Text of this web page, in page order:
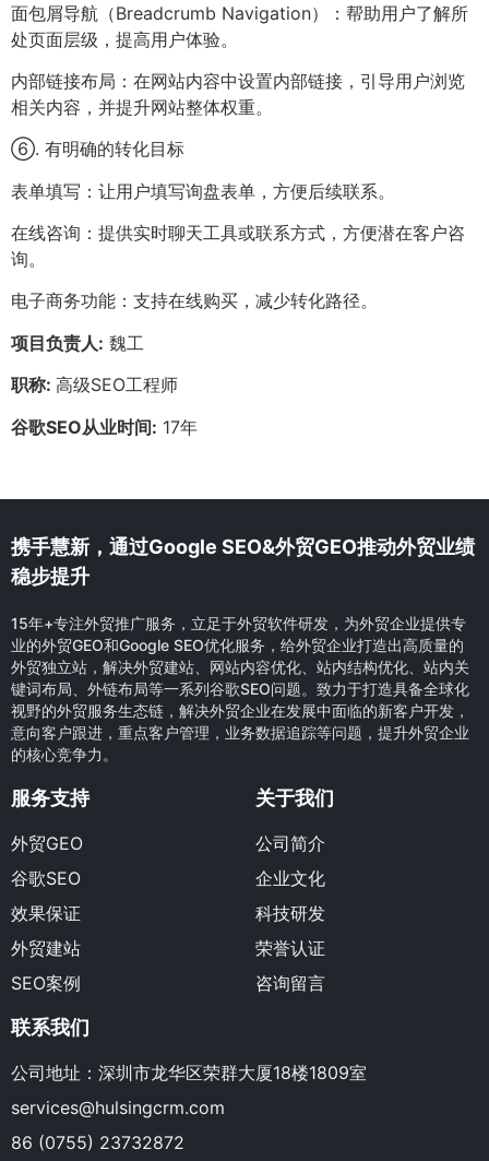
面包屑导航（Breadcrumb Navigation）：帮助用户了解所
处页面层级，提高用户体验。
内部链接布局：在网站内容中设置内部链接，引导用户浏览
相关内容，并提升网站整体权重。
⑥. 有明确的转化目标
表单填写：让用户填写询盘表单，方便后续联系。
在线咨询：提供实时聊天工具或联系方式，方便潜在客户咨
询。
电子商务功能：支持在线购买，减少转化路径。
项目负责人: 魏工
职称: 高级SEO工程师
谷歌SEO从业时间: 17年
携手慧新，通过Google SEO&外贸GEO推动外贸业绩
稳步提升
15年+专注外贸推广服务，立足于外贸软件研发，为外贸企业提供专
业的外贸GEO和Google SEO优化服务，给外贸企业打造出高质量的
外贸独立站，解决外贸建站、网站内容优化、站内结构优化、站内关
键词布局、外链布局等一系列谷歌SEO问题。致力于打造具备全球化
视野的外贸服务生态链，解决外贸企业在发展中面临的新客户开发，
意向客户跟进，重点客户管理，业务数据追踪等问题，提升外贸企业
的核心竞争力。
服务支持
外贸GEO
谷歌SEO
效果保证
外贸建站
SEO案例
关于我们
公司简介
企业文化
科技研发
荣誉认证
咨询留言
联系我们
公司地址：深圳市龙华区荣群大厦18楼1809室
services@hulsingcrm.com
86 (0755) 23732872